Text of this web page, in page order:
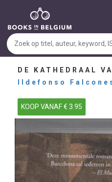
DE KATHEDRAAL
Ildefonso
KOOP VANAF € 3.95